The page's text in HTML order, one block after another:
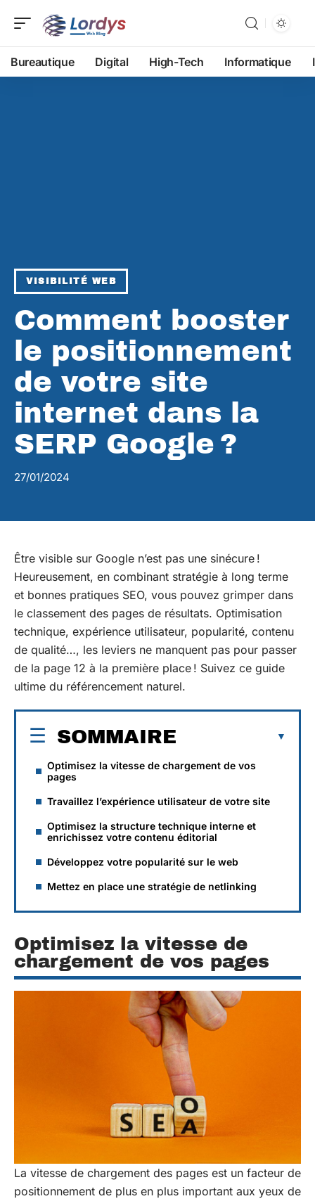
Bureautique Digital High-Tech Informatique
VISIBILITÉ WEB
Comment booster
le positionnement
de votre site
internet dans la
SERP Google ?
27/01/2024
Être visible sur Google n’est pas une sinécure !
Heureusement, en combinant stratégie à long terme
et bonnes pratiques SEO, vous pouvez grimper dans
le classement des pages de résultats. Optimisation
technique, expérience utilisateur, popularité, contenu
de qualité…, les leviers ne manquent pas pour passer
de la page 12 à la première place ! Suivez ce guide
ultime du référencement naturel.
SOMMAIRE
Optimisez la vitesse de chargement de vos
pages
Travaillez l’expérience utilisateur de votre site
Optimisez la structure technique interne et
enrichissez votre contenu éditorial
Développez votre popularité sur le web
Mettez en place une stratégie de netlinking
Optimisez la vitesse de
chargement de vos pages
La vitesse de chargement des pages est un facteur de
positionnement de plus en plus important aux yeux de